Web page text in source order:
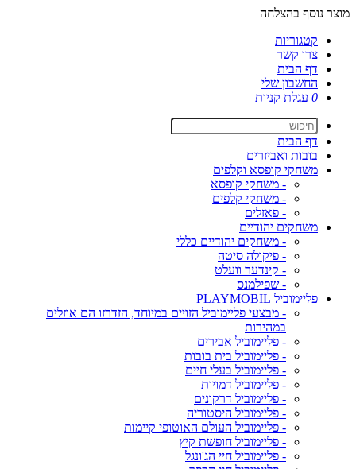
מוצר נוסף בהצלחה
קטגוריות
צרו קשר
דף הבית
החשבון שלי
0 עגלת קניות
דף הבית
בובות ואביזרים
משחקי קופסא וקלפים
- משחקי קופסא
- משחקי קלפים
- פאזלים
משחקים יהודיים
- משחקים יהודיים כללי
- פיקולה סיטה
- קינדער וועלט
- שפילמנס
פליימוביל PLAYMOBIL
- מבצעי פליימוביל הזויים במיוחד, הזדרזו הם אוזלים
במהירות
- פליימוביל אבירים
- פליימוביל בית בובות
- פליימוביל בעלי חיים
- פליימוביל דמויות
- פליימוביל דרקונים
- פליימוביל היסטוריה
- פליימוביל העולם האוטופי קיימות
- פליימוביל חופשת קיץ
- פליימוביל חיי הג'ונגל